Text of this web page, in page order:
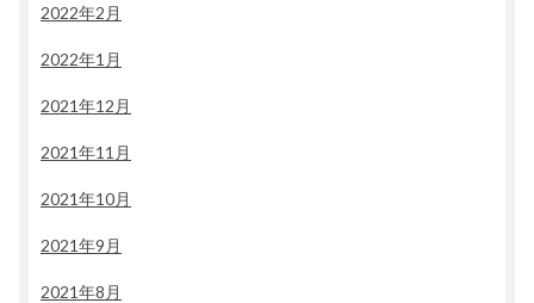
2022年2月
2022年1月
2021年12月
2021年11月
2021年10月
2021年9月
2021年8月